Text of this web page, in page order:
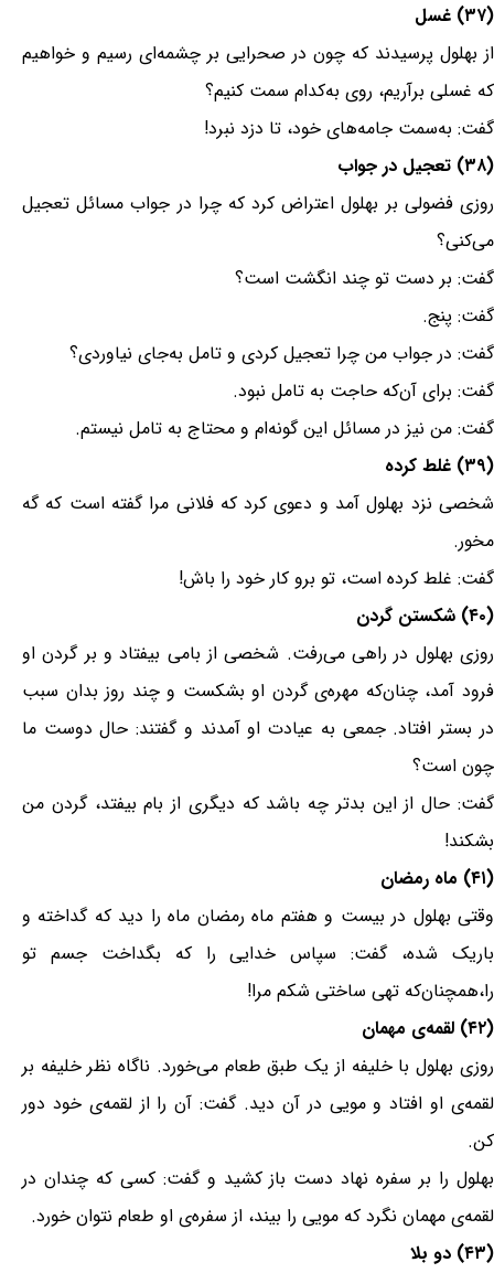
(۳۷) غسل
از بهلول پرسیدند که چون در صحرایی بر چشمه‌ای رسیم و خواهیم
که غسلی برآریم، روی به‌کدام سمت کنیم؟
گفت: به‌سمت جامه‌های خود، تا دزد نبرد!
(۳۸) تعجیل در جواب
روزی فضولی بر بهلول اعتراض کرد که چرا در جواب مسائل تعجیل
می‌کنی؟
گفت: بر دست تو چند انگشت است؟
گفت: پنج.
گفت: در جواب من چرا تعجیل کردی و تامل به‌جای نیاوردی؟
گفت: برای آن‌که حاجت به تامل نبود.
گفت: من نیز در مسائل این گونه‌ام و محتاج به تامل نیستم.
(۳۹) غلط کرده
شخصی نزد بهلول آمد و دعوی کرد که فلانی مرا گفته است که گه
مخور.
گفت: غلط کرده است، تو برو کار خود را باش!
(۴۰) شکستن گردن
روزی بهلول در راهی می‌رفت. شخصی از بامی بیفتاد و بر گردن او
فرود آمد، چنان‌که مهره‌ی گردن او بشکست و چند روز بدان سبب
در بستر افتاد. جمعی به عیادت او آمدند و گفتند: حال دوست ما
چون است؟
گفت: حال از این بدتر چه باشد که دیگری از بام بیفتد، گردن من
بشکند!
(۴۱) ماه رمضان
وقتی بهلول در بیست و هفتم ماه رمضان ماه را دید که گداخته و
باریک شده، گفت: سپاس خدایی را که بگداخت جسم تو
را،همچنان‌که تهی ساختی شکم مرا!
(۴۲) لقمه‌ی مهمان
روزی بهلول با خلیفه از یک طبق طعام می‌خورد. ناگاه نظر خلیفه بر
لقمه‌ی او افتاد و مویی در آن دید. گفت: آن را از لقمه‌ی خود دور
کن.
بهلول را بر سفره نهاد دست باز کشید و گفت: کسی که چندان در
لقمه‌ی مهمان نگرد که مویی را بیند، از سفره‌ی او طعام نتوان خورد.
(۴۳) دو بلا